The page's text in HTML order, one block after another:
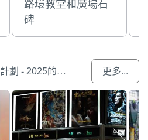
路環教堂和廣場石
碑
“我的澳門記憶” 圖片分享計劃 - 2025的入選作品 更多...